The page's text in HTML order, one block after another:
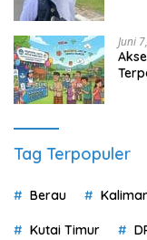
Juni
Tag Terpopuler
Berau
Kutai Timur